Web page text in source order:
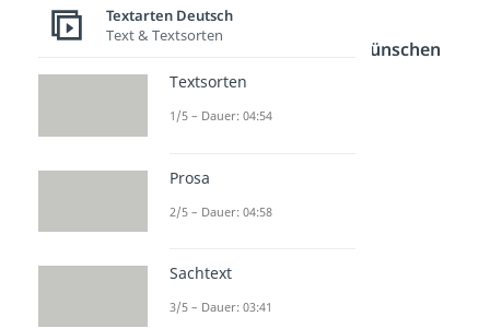
hierbei
Geburtstagswünschen
für Opavorbei!
Textarten Deutsch
Text & Textsorten
Textsorten
1/5 – Dauer: 04:54
Prosa
2/5 – Dauer: 04:58
Sachtext
3/5 – Dauer: 03:41